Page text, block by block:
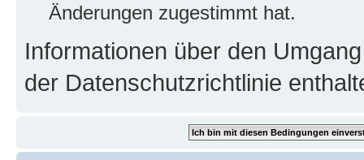
Änderungen zugestimmt hat.
Informationen über den
der Datenschutzrichtlinie